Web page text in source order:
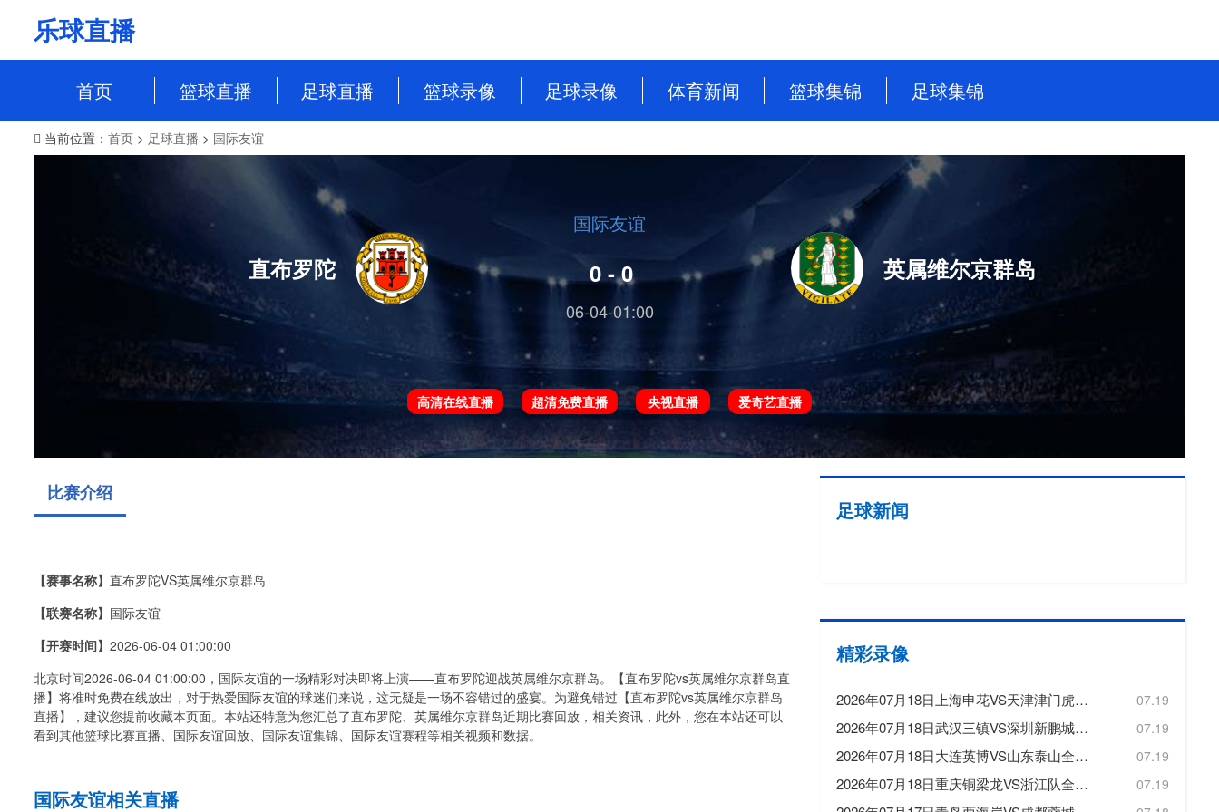
乐球直播
首页 篮球直播
NBA
NBL
足球直播
意甲
西甲
篮球录像
WCBA
NBL
足球录像
西甲
德甲
中超
欧洲杯
欧冠
欧协联
体育新闻 篮球集锦
WNBA
NBL
WCBA
足球集锦
德甲
西甲
世界杯
欧冠
欧协联
当前位置： 首页 > 足球直播 > 国际友谊
直布罗陀
国际友谊
0 - 0
06-04-01:00
英属维尔京群岛
高清在线直播 超清免费直播 央视直播 爱奇艺直播
比赛介绍
【赛事名称】 直布罗陀VS英属维尔京群岛
【联赛名称】 国际友谊
【开赛时间】 2026-06-04 01:00:00
北京时间2026-06-04 01:00:00，国际友谊的一场精彩对决即将上演——直布罗陀迎战英属维尔京群岛。【直布罗陀vs英属维尔京群岛直
播】将准时免费在线放出，对于热爱国际友谊的球迷们来说，这无疑是一场不容错过的盛宴。为避免错过【直布罗陀vs英属维尔京群岛
直播】，建议您提前收藏本页面。本站还特意为您汇总了直布罗陀、英属维尔京群岛近期比赛回放，相关资讯，此外，您在本站还可以
看到其他篮球比赛直播、国际友谊回放、国际友谊集锦、国际友谊赛程等相关视频和数据。
国际友谊相关直播
足球新闻
精彩录像
2026年07月18日上海申花VS天津津门虎全场比赛录像回放 07.19
2026年07月18日武汉三镇VS深圳新鹏城全场比赛录像回放 07.19
2026年07月18日大连英博VS山东泰山全场比赛录像回放 07.19
2026年07月18日重庆铜梁龙VS浙江队全场比赛录像回放 07.19